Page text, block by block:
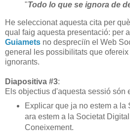
"Todo lo que se ignora de
He seleccionat aquesta cita per
qual faig aquesta presentació: per
Guiamets no despreciïn el Web
general les possibilitats que
ignorants.
Diapositiva #3:
Els objectius d'aquesta sessió són
Explicar que ja no estem a la
ara estem a la Societat
Coneixement.